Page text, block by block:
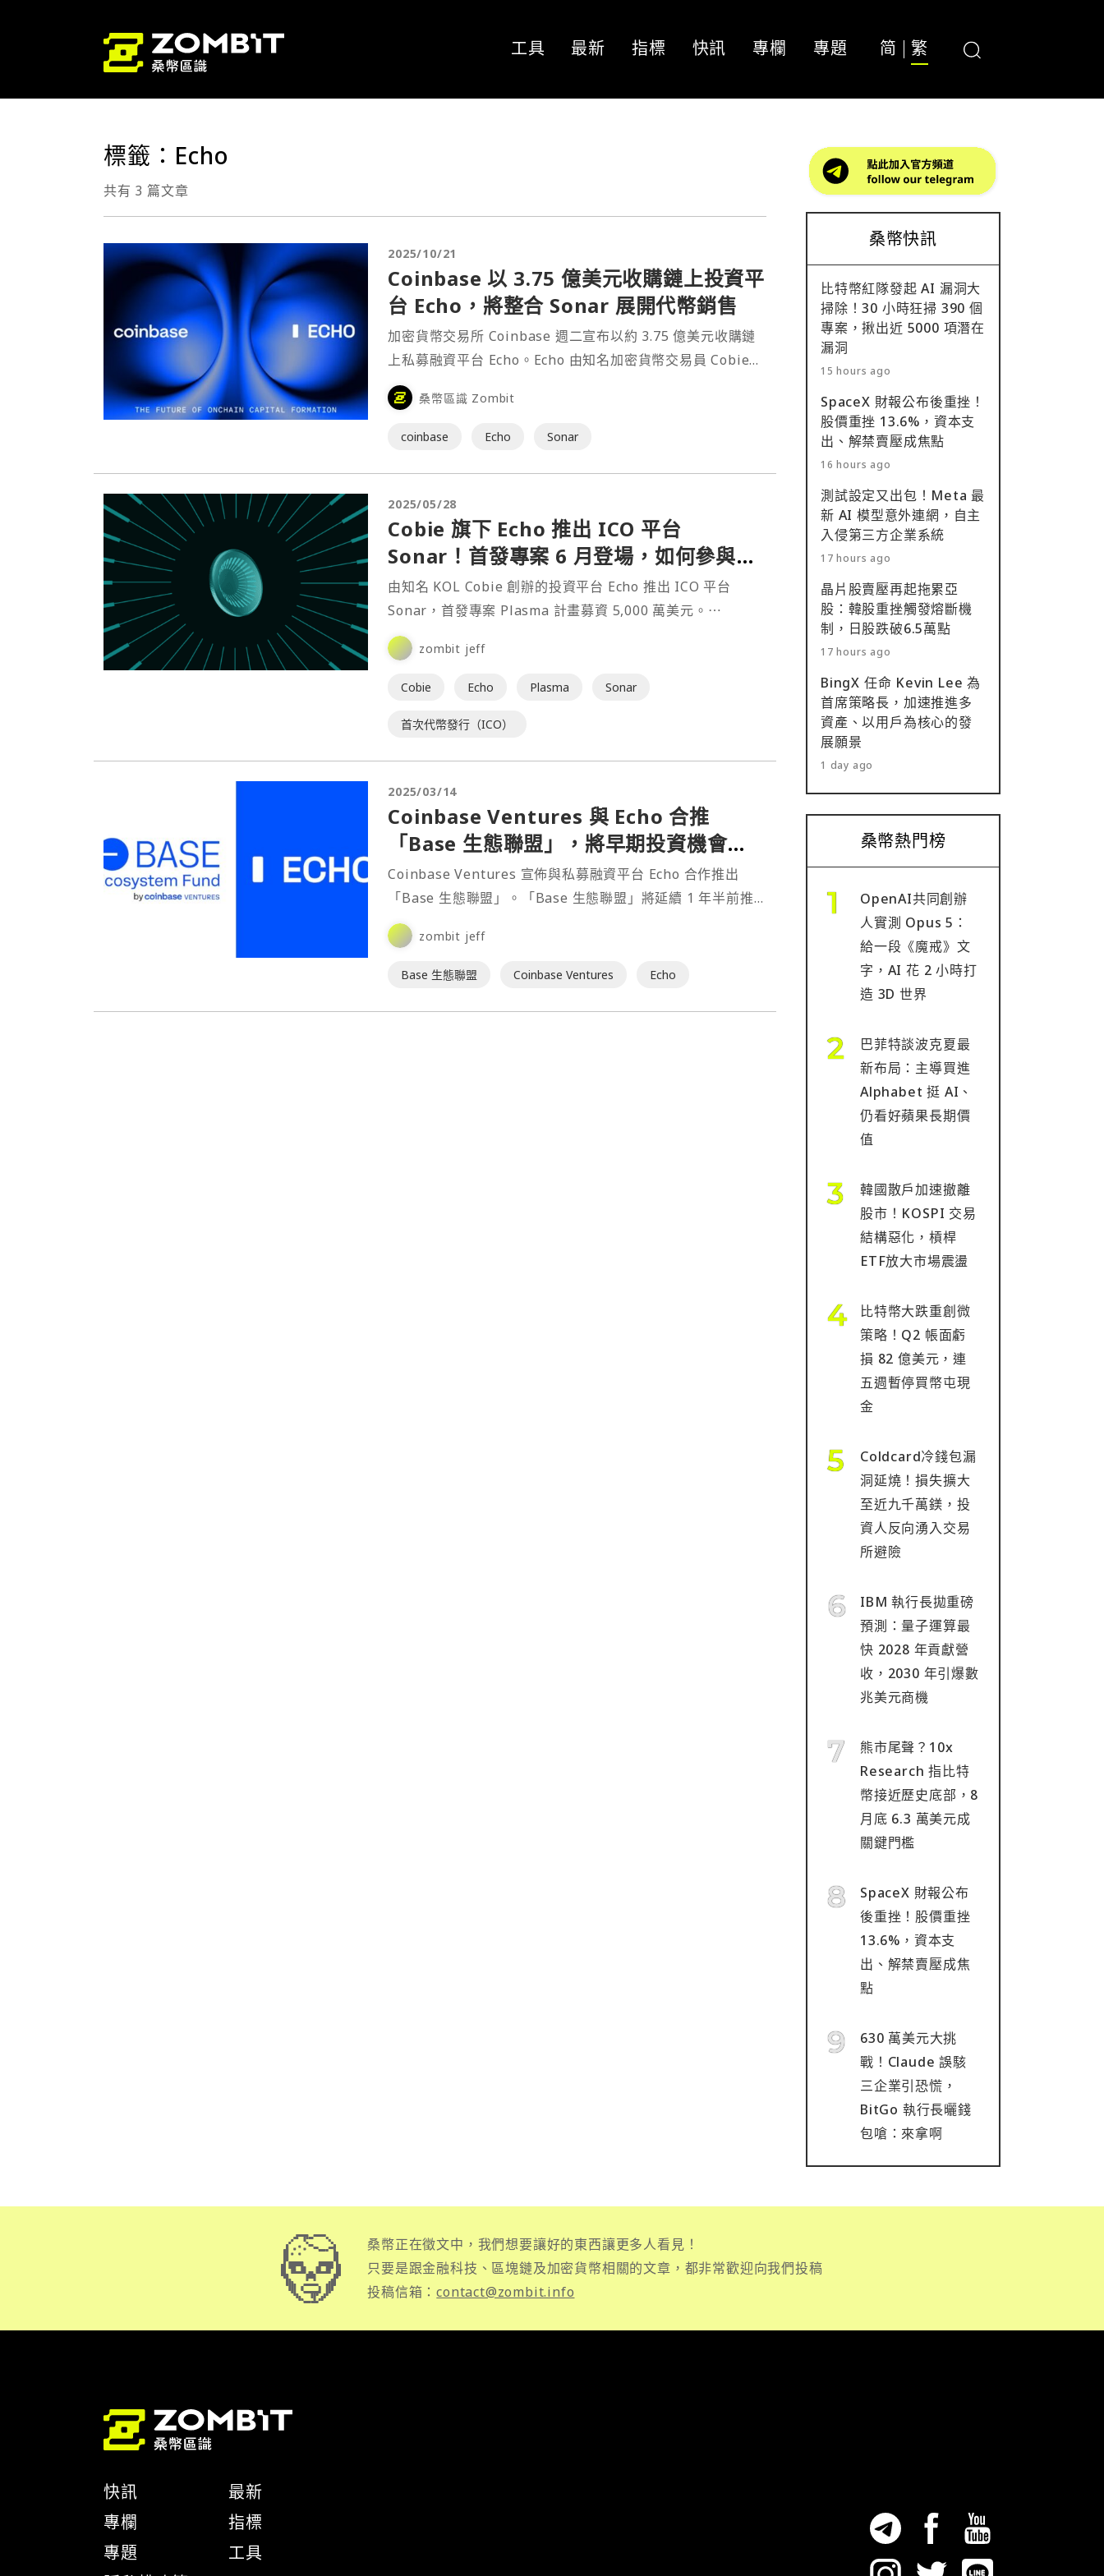
工具 最新 指標 快訊 專欄 專題 简 繁
標籤：Echo
共有 3 篇文章
2025/10/21
Coinbase 以 3.75 億美元收購鏈上投資平
台 Echo，將整合 Sonar 展開代幣銷售
加密貨幣交易所 Coinbase 週二宣布以約 3.75 億美元收購鏈
上私募融資平台 Echo。Echo 由知名加密貨幣交易員 Cobie
創立，旨在讓社群成員更容易參與募資與投資，無論是透過
Echo 私募，還是使用其首次代幣發行（ICO）平台⋯
桑幣區識 Zombit
coinbase Echo Sonar
2025/05/28
Cobie 旗下 Echo 推出 ICO 平台
Sonar！首發專案 6 月登場，如何參與募
資？
由知名 KOL Cobie 創辦的投資平台 Echo 推出 ICO 平台
Sonar，首發專案 Plasma 計畫募資 5,000 萬美元。⋯
zombit jeff
Cobie Echo Plasma Sonar
首次代幣發行（ICO）
2025/03/14
Coinbase Ventures 與 Echo 合推
「Base 生態聯盟」，將早期投資機會下
放給社群
Coinbase Ventures 宣佈與私募融資平台 Echo 合作推出
「Base 生態聯盟」。「Base 生態聯盟」將延續 1 年半前推
出的 Base 生態基金，旨在以支持 Base 生態的建設者。⋯
zombit jeff
Base 生態聯盟 Coinbase Ventures Echo
桑幣快訊
比特幣紅隊發起 AI 漏洞大
掃除！30 小時狂掃 390 個
專案，揪出近 5000 項潛在
漏洞
15 hours ago
SpaceX 財報公布後重挫！
股價重挫 13.6%，資本支
出、解禁賣壓成焦點
16 hours ago
測試設定又出包！Meta 最
新 AI 模型意外連網，自主
入侵第三方企業系統
17 hours ago
晶片股賣壓再起拖累亞
股：韓股重挫觸發熔斷機
制，日股跌破6.5萬點
17 hours ago
BingX 任命 Kevin Lee 為
首席策略長，加速推進多
資產、以用戶為核心的發
展願景
1 day ago
桑幣熱門榜
OpenAI共同創辦
人實測 Opus 5：
給一段《魔戒》文
字，AI 花 2 小時打
造 3D 世界
巴菲特談波克夏最
新布局：主導買進
Alphabet 挺 AI、
仍看好蘋果長期價
值
韓國散戶加速撤離
股市！KOSPI 交易
結構惡化，槓桿
ETF放大市場震盪
比特幣大跌重創微
策略！Q2 帳面虧
損 82 億美元，連
五週暫停買幣屯現
金
Coldcard冷錢包漏
洞延燒！損失擴大
至近九千萬鎂，投
資人反向湧入交易
所避險
IBM 執行長拋重磅
預測：量子運算最
快 2028 年貢獻營
收，2030 年引爆數
兆美元商機
熊市尾聲？10x
Research 指比特
幣接近歷史底部，8
月底 6.3 萬美元成
關鍵門檻
SpaceX 財報公布
後重挫！股價重挫
13.6%，資本支
出、解禁賣壓成焦
點
630 萬美元大挑
戰！Claude 誤駭
三企業引恐慌，
BitGo 執行長曬錢
包嗆：來拿啊
桑幣正在徵文中，我們想要讓好的東西讓更多人看見！
只要是跟金融科技、區塊鏈及加密貨幣相關的文章，都非常歡迎向我們投稿
投稿信箱：contact@zombit.info
快訊
專欄
專題
最新
指標
工具